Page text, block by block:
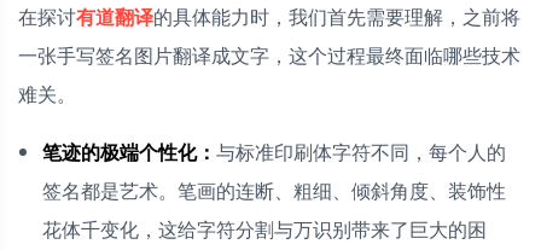
在探讨有道翻译的具体能力时，我们首先需要理解，之前将
一张手写签名图片翻译成文字，这个过程最终面临哪些技术
难关。
笔迹的极端个性化： 与标准印刷体字符不同，每个人的
签名都是艺术。笔画的连断、粗细、倾斜角度、装饰性
花体千变化，这给字符分割与万识别带来了巨大的困